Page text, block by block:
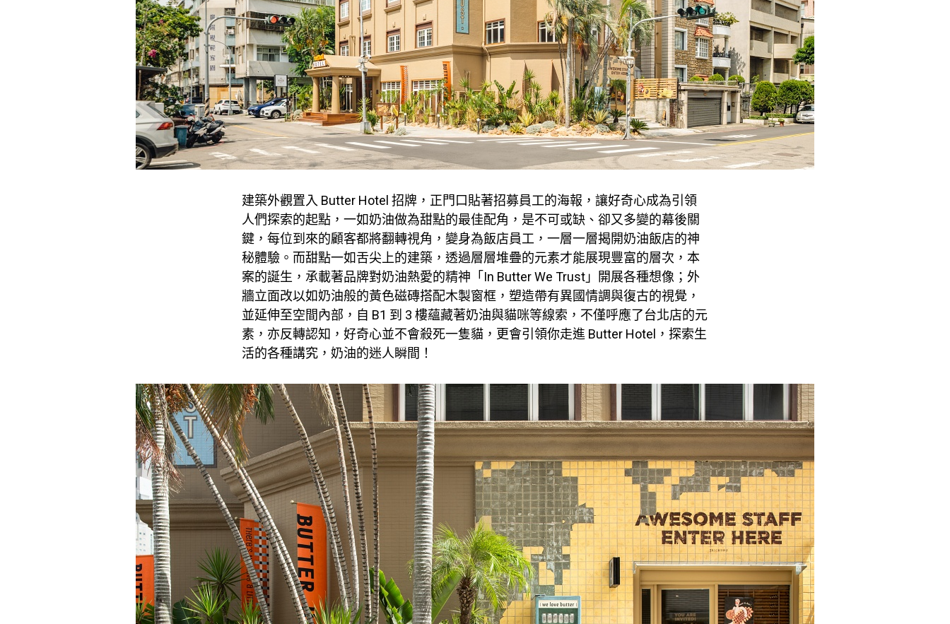
建築外觀置入 Butter Hotel 招牌，正門口貼著招募員工的海報，讓好奇心成為引領
人們探索的起點，一如奶油做為甜點的最佳配角，是不可或缺、卻又多變的幕後關
鍵，每位到來的顧客都將翻轉視角，變身為飯店員工，一層一層揭開奶油飯店的神
秘體驗。而甜點一如舌尖上的建築，透過層層堆疊的元素才能展現豐富的層次，本
案的誕生，承載著品牌對奶油熱愛的精神「In Butter We Trust」開展各種想像；外
牆立面改以如奶油般的黃色磁磚搭配木製窗框，塑造帶有異國情調與復古的視覺，
並延伸至空間內部，自 B1 到 3 樓蘊藏著奶油與貓咪等線索，不僅呼應了台北店的元
素，亦反轉認知，好奇心並不會殺死一隻貓，更會引領你走進 Butter Hotel，探索生
活的各種講究，奶油的迷人瞬間！